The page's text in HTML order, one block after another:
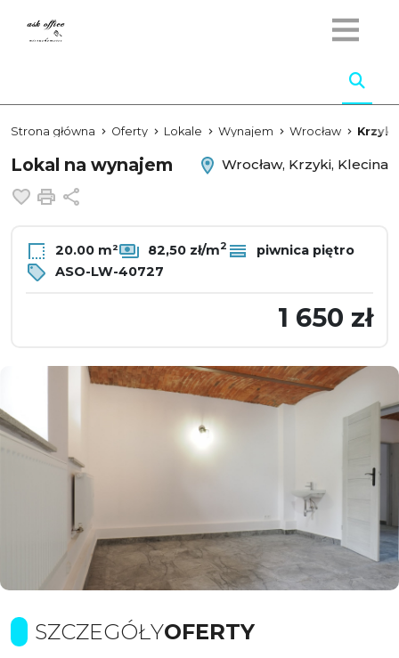
Strona główna Oferty Lokale Wynajem Wrocław Krzyki
Lokal na wynajem
Wrocław, Krzyki, Klecina
Dodaj do ulubionych
Drukuj
20.00 m² 82,50 zł/m2
piwnica piętro
ASO-LW-40727
1 650 zł
SZCZEGÓŁYOFERTY